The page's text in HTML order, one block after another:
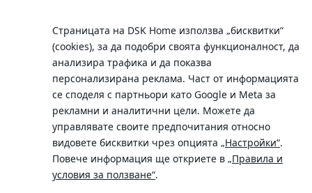
Страницата на DSK Home използва „бисквитки“
(cookies), за да подобри своята функционалност, да
анализира трафика и да показва
персонализирана реклама. Част от информацията
се споделя с партньори като Google и Meta за
рекламни и аналитични цели. Можете да
управлявате своите предпочитания относно
видовете бисквитки чрез опцията „Настройки“.
Повече информация ще откриете в „Правила и
условия за ползване“.
Телефон:
0700 10 375 / *2375
Московска No.19 / ул. Г. Бенковски No. 5, София 1036
SWIFT/BIC: